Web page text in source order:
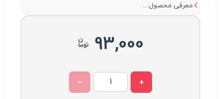
معرفی محصول:...
93,000
+
−